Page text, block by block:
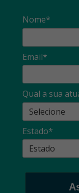
Nome*
Email*
Qual a sua
Estado*